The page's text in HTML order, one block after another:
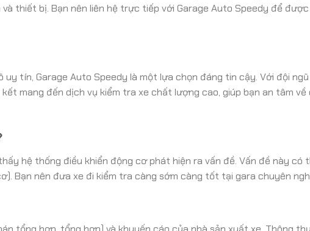
thiết bị. Bạn nên liên hệ trực tiếp với Garage Auto Speedy để
tín, Garage Auto Speedy là một lựa chọn đáng tin cậy. Với đội
mang đến dịch vụ kiểm tra xe chất lượng cao, giúp bạn an tâm
hệ thống điều khiển động cơ phát hiện ra vấn đề. Vấn đề này có
Bạn nên đưa xe đi kiểm tra càng sớm càng tốt tại gara chuyên